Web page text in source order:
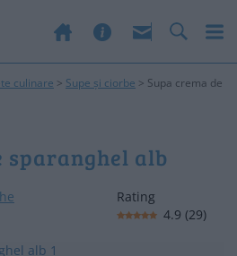
culinare > Supe și ciorbe > Supa crema de
sparanghel alb
Rating
4.9 (29)